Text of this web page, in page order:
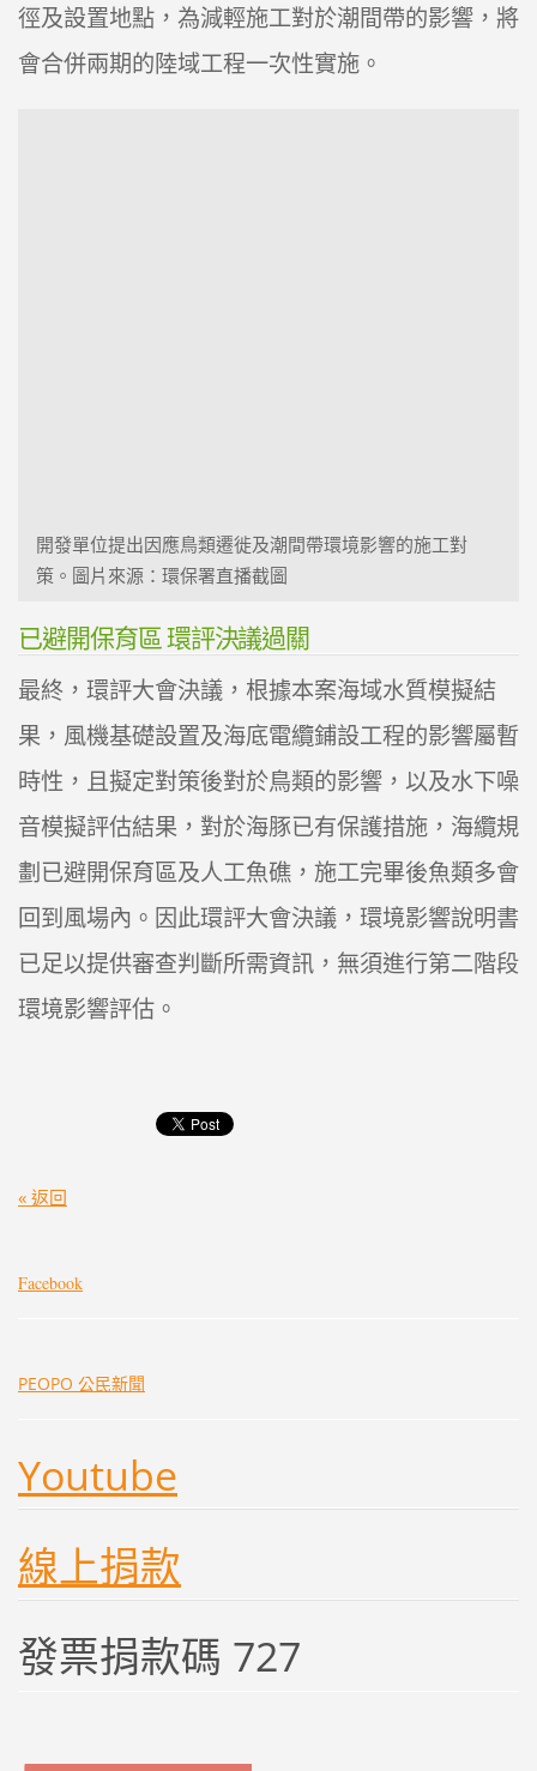
徑及設置地點，為減輕施工對於潮間帶的影響，將
會合併兩期的陸域工程一次性實施。
開發單位提出因應鳥類遷徙及潮間帶環境影響的施工對
策。圖片來源：環保署直播截圖
已避開保育區 環評決議過關
最終，環評大會決議，根據本案海域水質模擬結
果，風機基礎設置及海底電纜鋪設工程的影響屬暫
時性，且擬定對策後對於鳥類的影響，以及水下噪
音模擬評估結果，對於海豚已有保護措施，海纜規
劃已避開保育區及人工魚礁，施工完畢後魚類多會
回到風場內。因此環評大會決議，環境影響說明書
已足以提供審查判斷所需資訊，無須進行第二階段
環境影響評估。
« 返回
Facebook
PEOPO 公民新聞
Youtube
線上捐款
發票捐款碼 727